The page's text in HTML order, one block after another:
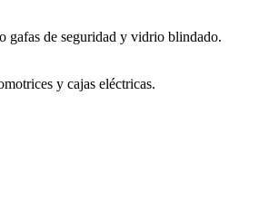
gafas de seguridad y vidrio blindado.
y cajas eléctricas.